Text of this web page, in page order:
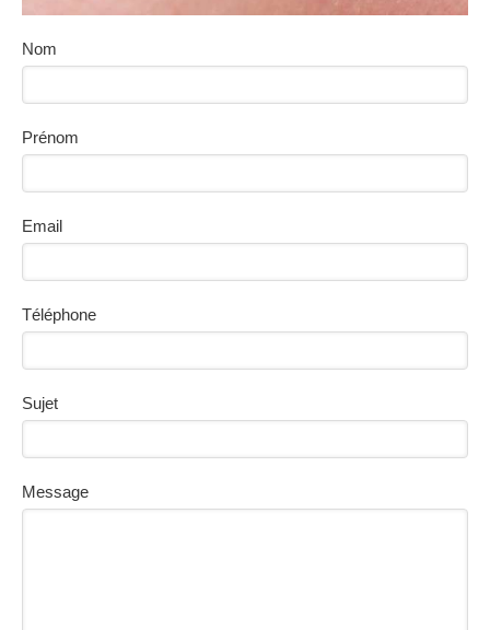
Nom
Prénom
Email
Téléphone
Sujet
Message